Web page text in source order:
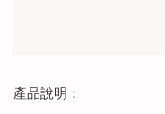
產品說明：